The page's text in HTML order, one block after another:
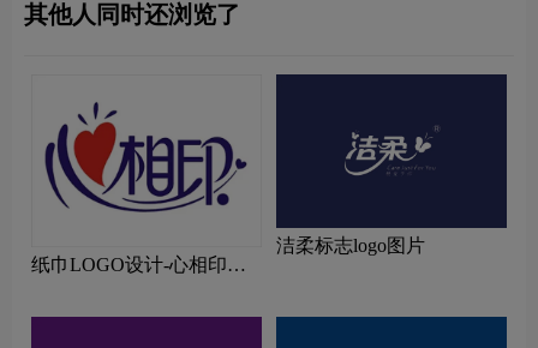
其他人同时还浏览了
纸巾LOGO设计-心相印品
洁柔标志logo图片